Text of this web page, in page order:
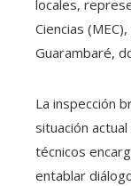
locales,
Ciencias
Guarambaré,
La inspección
situación
técnicos
entablar